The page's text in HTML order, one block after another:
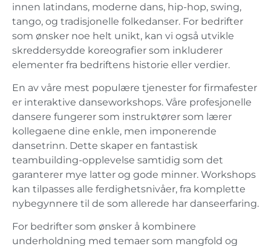
innen latindans, moderne dans, hip-hop, swing,
tango, og tradisjonelle folkedanser. For bedrifter
som ønsker noe helt unikt, kan vi også utvikle
skreddersydde koreografier som inkluderer
elementer fra bedriftens historie eller verdier.
En av våre mest populære tjenester for firmafester
er interaktive danseworkshops. Våre profesjonelle
dansere fungerer som instruktører som lærer
kollegaene dine enkle, men imponerende
dansetrinn. Dette skaper en fantastisk
teambuilding-opplevelse samtidig som det
garanterer mye latter og gode minner. Workshops
kan tilpasses alle ferdighetsnivåer, fra komplette
nybegynnere til de som allerede har danseerfaring.
For bedrifter som ønsker å kombinere
underholdning med temaer som mangfold og